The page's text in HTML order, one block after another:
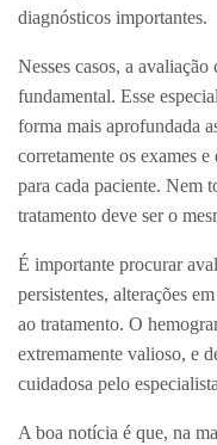
diagnósticos importantes.
Nesses casos, a
fundamental. Esse
forma mais aprofundada
corretamente os exames
para cada paciente. Nem
tratamento deve ser o
É importante procurar
persistentes, alterações
ao tratamento. O
extremamente valioso, e
cuidadosa pelo
A boa notícia é que, na